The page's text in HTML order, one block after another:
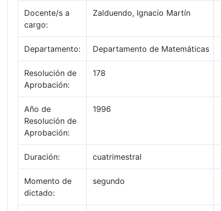
Docente/s a
cargo:
Zalduendo, Ignacio Martín
Departamento: Departamento de Matemáticas
Resolución de
Aprobación:
178
Año de
Resolución de
Aprobación:
1996
Duración: cuatrimestral
Momento de
dictado:
segundo